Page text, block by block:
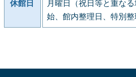
休館日
月曜日（祝日等と重な
始、館内整理日、特別整